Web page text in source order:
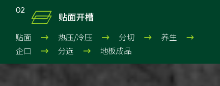
02  贴面开槽
贴面  热压/冷压  分切  养生 
企口  分选  地板成品